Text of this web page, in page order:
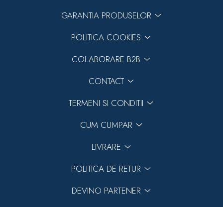
GARANTIA PRODUSELOR
POLITICA COOKIES
COLABORARE B2B
CONTACT
TERMENI SI CONDITII
CUM CUMPAR
LIVRARE
POLITICA DE RETUR
DEVINO PARTENER